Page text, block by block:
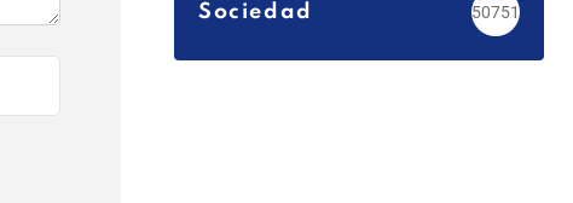
Sociedad 50751